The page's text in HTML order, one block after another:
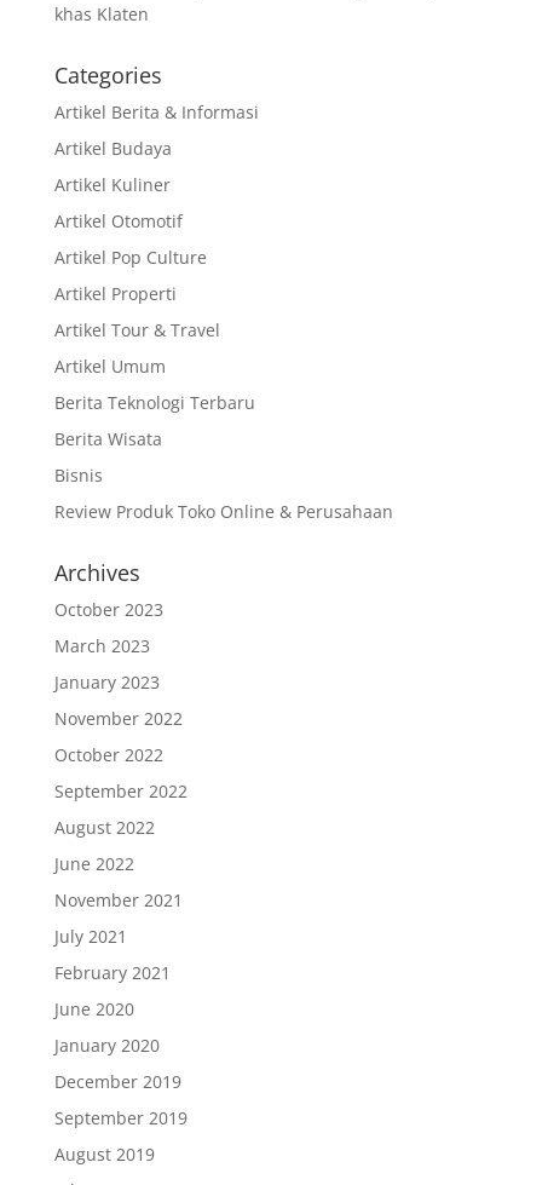
khas Klaten
Categories
Artikel Berita & Informasi
Artikel Budaya
Artikel Kuliner
Artikel Otomotif
Artikel Pop Culture
Artikel Properti
Artikel Tour & Travel
Artikel Umum
Berita Teknologi Terbaru
Berita Wisata
Bisnis
Review Produk Toko Online & Perusahaan
Archives
October 2023
March 2023
January 2023
November 2022
October 2022
September 2022
August 2022
June 2022
November 2021
July 2021
February 2021
June 2020
January 2020
December 2019
September 2019
August 2019